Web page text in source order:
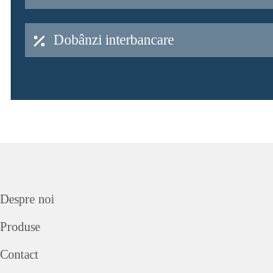
Dobânzi interbancare
Despre noi
Produse
Contact